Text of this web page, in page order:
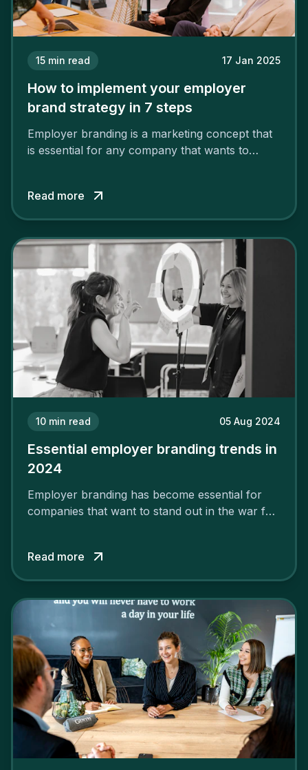
15 min read 17 Jan 2025
How to implement your employer
brand strategy in 7 steps
Employer branding is a marketing concept that
is essential for any company that wants to
solid and positive employer brand are clear, you
cannot simply wave a magic wand for it to be
Read more
10 min read 05 Aug 2024
Essential employer branding trends in
2024
Employer branding has become essential for
companies that want to stand out in the war for
attract the best profiles.
Read more